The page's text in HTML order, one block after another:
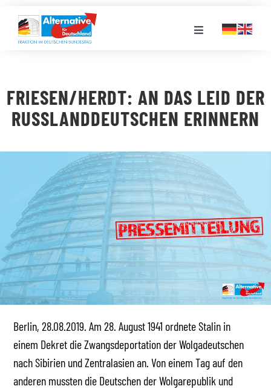
Inhalt
springen
Toggle
LANDESGRUPPEN
VERANSTALTUNGEN
PRESSE
STELLENPORTAL
MEDIATHEK
FRIESEN/HERDT: AN DAS LEID DER
RUSSLANDDEUTSCHEN ERINNERN
Berlin, 28.08.2019. Am 28. August 1941 ordnete Stalin in
einem Dekret die Zwangsdeportation der Wolgadeutschen
nach Sibirien und Zentralasien an. Von einem Tag auf den
anderen mussten die Deutschen der Wolgarepublik und